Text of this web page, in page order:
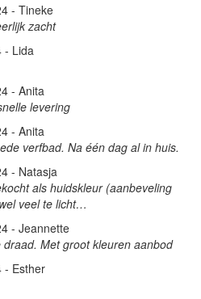
- Tineke
zacht
- Lida
- Anita
levering
- Anita
verfbad. Na één dag al in huis.
- Natasja
als huidskleur (aanbeveling
veel te licht…
- Jeannette
Met groot kleuren aanbod
- Esther